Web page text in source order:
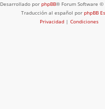
Desarrollado por phpBB® Forum Software ©
Traducción al español por phpBB
Privacidad | Condiciones